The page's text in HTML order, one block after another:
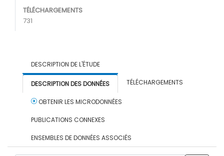
TÉLÉCHARGEMENTS
731
DESCRIPTION DE L'ÉTUDE
DESCRIPTION DES DONNÉES TÉLÉCHARGEMENTS
OBTENIR LES MICRODONNÉES
PUBLICATIONS CONNEXES
ENSEMBLES DE DONNÉES ASSOCIÉS